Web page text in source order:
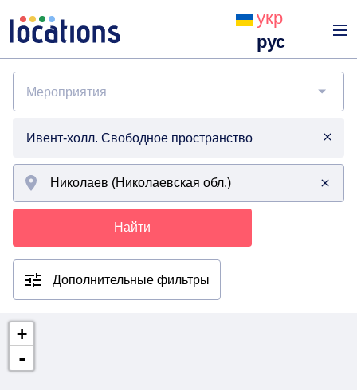
укр
рус
Мероприятия
Ивент-холл. Свободное пространство
Найти
Дополнительные фильтры
+
-